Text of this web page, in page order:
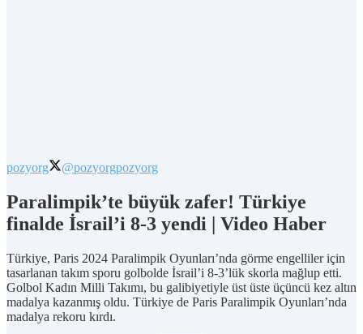
pozyorg @pozyorgpozyorg
Paralimpik’te büyük zafer! Türkiye
finalde İsrail’i 8-3 yendi | Video Haber
Türkiye, Paris 2024 Paralimpik Oyunları’nda görme engelliler için
tasarlanan takım sporu golbolde İsrail’i 8-3’lük skorla mağlup etti.
Golbol Kadın Milli Takımı, bu galibiyetiyle üst üste üçüncü kez altın
madalya kazanmış oldu. Türkiye de Paris Paralimpik Oyunları’nda
madalya rekoru kırdı.